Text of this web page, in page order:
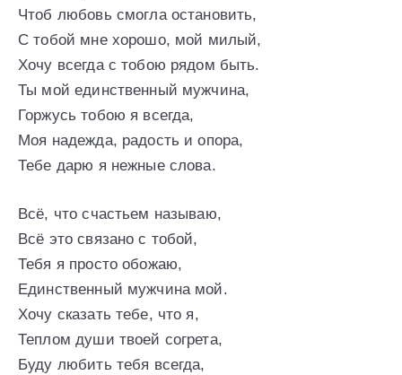
Чтоб любовь смогла остановить,
С тобой мне хорошо, мой милый,
Хочу всегда с тобою рядом быть.
Ты мой единственный мужчина,
Горжусь тобою я всегда,
Моя надежда, радость и опора,
Тебе дарю я нежные слова.
Всё, что счастьем называю,
Всё это связано с тобой,
Тебя я просто обожаю,
Единственный мужчина мой.
Хочу сказать тебе, что я,
Теплом души твоей согрета,
Буду любить тебя всегда,